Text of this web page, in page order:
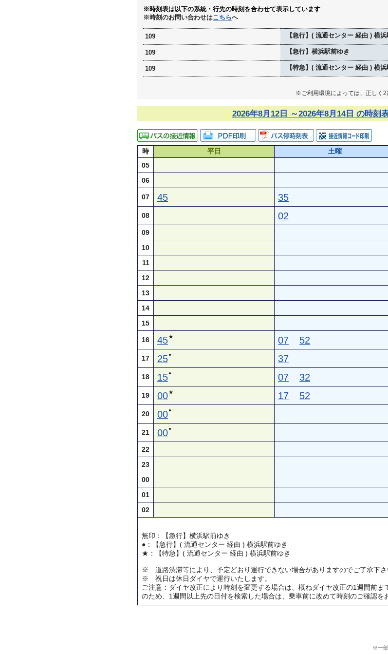
※時刻表は以下の系統・行先の時刻を合わせて表示しています
※時刻のお問い合わせはこちらへ
109 【急行】( 流通センター 経由 ) 横浜
109 【急行】横浜駅前ゆき
109 【特急】( 流通センター 経由 ) 横浜
※ご利用環境によっては、正しく2
2026年8月12日 ～2026年8月14日 の時刻
時 平日 土曜
05
06
07 45 35
08 02
09
10
11
12
13
14
15
16 45★ 07 52
17 25● 37
18 15● 07 32
19 00★ 17 52
20 00●
21 00●
22
23
00
01
02
無印：【急行】横浜駅前ゆき
●：【急行】( 流通センター 経由 ) 横浜駅前ゆき
★：【特急】( 流通センター 経由 ) 横浜駅前ゆき
※ 道路渋滞等により、予定どおり運行できない場合がありますのでご了承下さ
※ 祝日は休日ダイヤで運行いたします。
ご注意：ダイヤ改正により時刻を変更する場合は、概ねダイヤ改正の1週間前
のため、1週間以上先の日付を検索した場合は、乗車前に改めて時刻のご確認を
※一部